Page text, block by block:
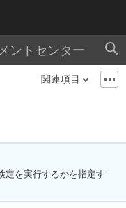
ントセンター
関連項目
定を実行するかを指定す